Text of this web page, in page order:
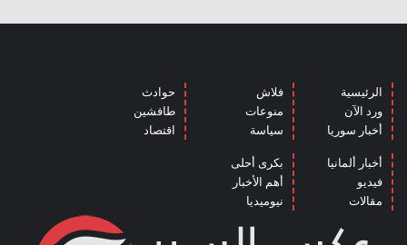
الرئيسية
ورد الآن
أخبار سوريا
فلاش
منوعات
سياسة
حوادث
طافشين
اقتصاد
أخبار ألمانيا
فيديو
مقالات
بكرى أحلى
أهم الأخبار
نيوميديا